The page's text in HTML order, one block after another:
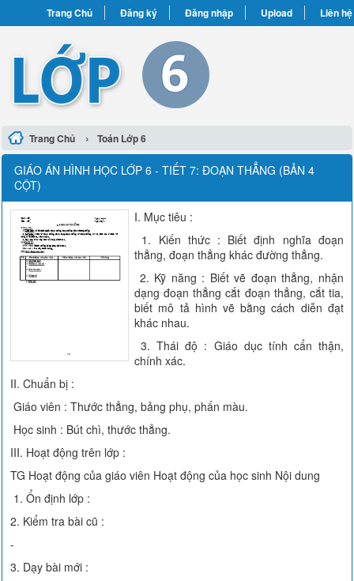
Trang Chủ Đăng ký Đăng nhập Upload Liên hệ
Trang Chủ › Toán Lớp 6
GIÁO ÁN HÌNH HỌC LỚP 6 - TIẾT 7: ĐOẠN THẲNG (BẢN 4
CỘT)
I. Mục tiêu :
1. Kiến thức : Biết định nghĩa đoạn
thẳng, đoạn thẳng khác đường thẳng.
2. Kỹ năng : Biết vẽ đoạn thẳng, nhận
dạng đoạn thẳng cắt đoạn thẳng, cắt tia,
biết mô tả hình vẽ bằng cách diễn đạt
khác nhau.
3. Thái độ : Giáo dục tính cẩn thận,
chính xác.
II. Chuẩn bị :
Giáo viên : Thước thẳng, bảng phụ, phấn màu.
Học sinh : Bút chì, thước thẳng.
III. Hoạt động trên lớp :
TG Hoạt động của giáo viên Hoạt động của học sinh Nội dung
1. Ổn định lớp :
2. Kiểm tra bài cũ :
-
3. Dạy bài mới :